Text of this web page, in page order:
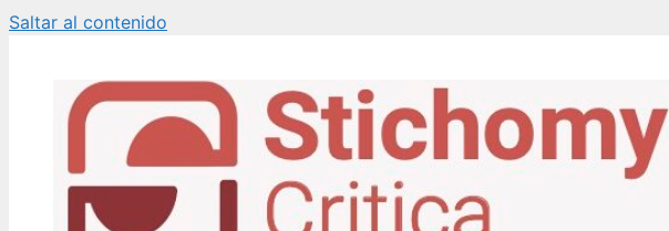
Saltar al contenido